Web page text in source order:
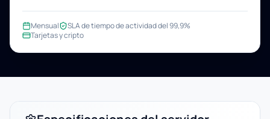
Mensual
SLA de tiempo de actividad del 99,9%
Tarjetas y cripto